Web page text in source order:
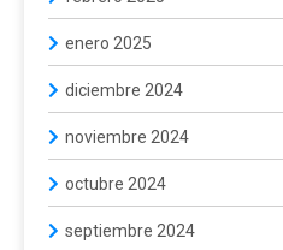
enero 2025
diciembre 2024
noviembre 2024
octubre 2024
septiembre 2024